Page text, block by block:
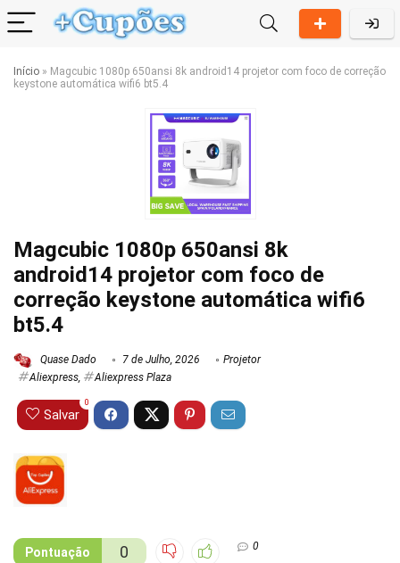
Início » Magcubic 1080p 650ansi 8k android14 projetor com foco de correção
keystone automática wifi6 bt5.4
Magcubic 1080p 650ansi 8k
android14 projetor com foco de
correção keystone automática wifi6
bt5.4
Quase Dado 7 de Julho, 2026
Projetor
Aliexpress, Aliexpress Plaza
Salvar
0
Pontuação 0 0